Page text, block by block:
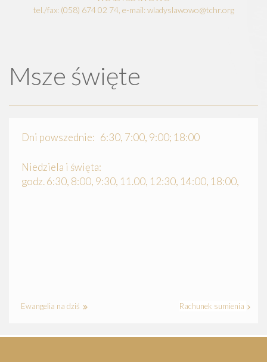
tel./fax: (058) 674 02 74, e-mail: wladyslawowo@tchr.org
Msze święte
Dni powszednie: 6:30, 7:00, 9:00; 18:00
Niedziela i święta:
godz. 6:30, 8:00, 9:30, 11.00, 12:30, 14:00, 18:00,
Ewangelia na dziś Rachunek sumienia